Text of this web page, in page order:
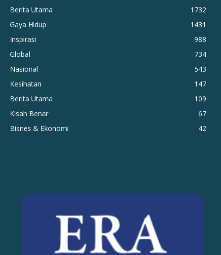
Berita Utama
1732
Gaya Hidup
1431
Inspirasi
988
Global
734
Nasional
543
Kesihatan
147
Berita Utama
109
Kisah Benar
67
Bisnes & Ekonomi
42